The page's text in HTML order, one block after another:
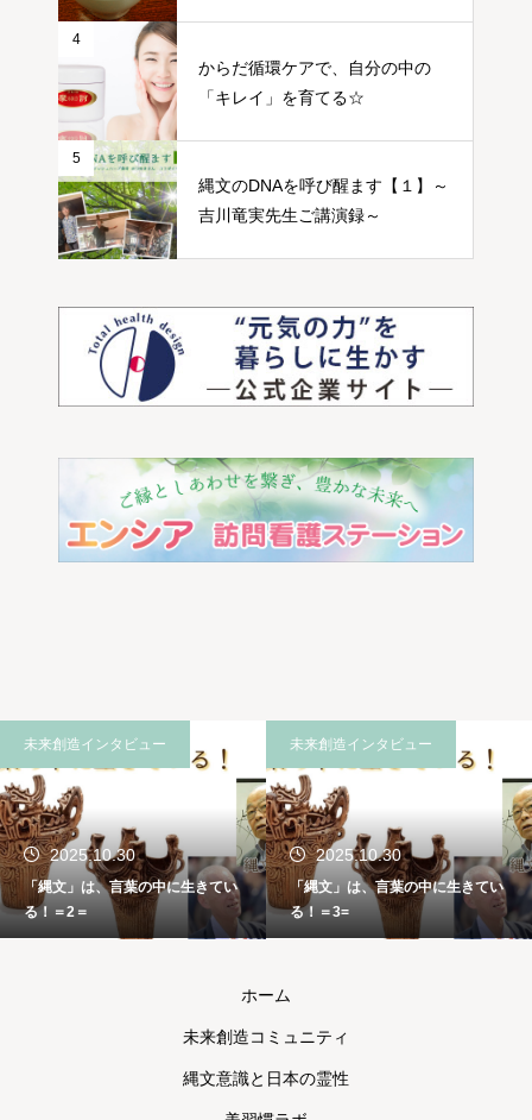
4
からだ循環ケアで、自分の中の
「キレイ」を育てる☆
5
縄文のDNAを呼び醒ます【１】～
吉川竜実先生ご講演録～
未来創造インタビュー
2025.10.30
「縄文」は、言葉の中に生きてい
る！＝2＝
未来創造インタビュー
2025.10.30
「縄文」は、言葉の中に生きてい
る！＝3=
ホーム
未来創造コミュニティ
縄文意識と日本の霊性